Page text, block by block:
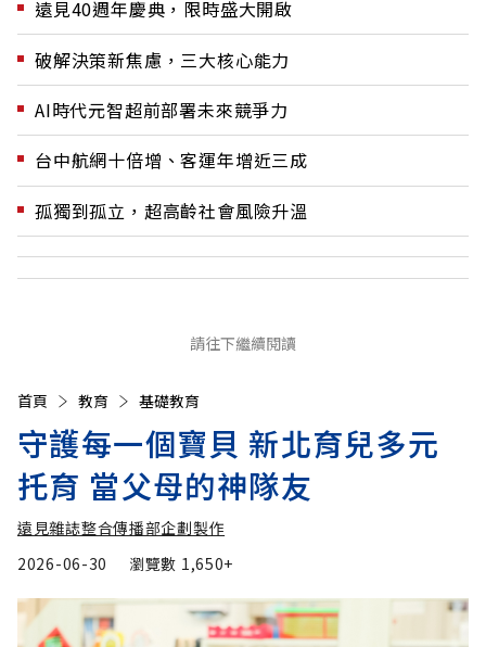
遠見40週年慶典，限時盛大開啟
破解決策新焦慮，三大核心能力
AI時代元智超前部署未來競爭力
台中航網十倍增、客運年增近三成
孤獨到孤立，超高齡社會風險升溫
請往下繼續閱讀
首頁 教育 基礎教育
守護每一個寶貝 新北育兒多元
托育 當父母的神隊友
遠見雜誌整合傳播部企劃製作
2026-06-30
瀏覽數 1,650+